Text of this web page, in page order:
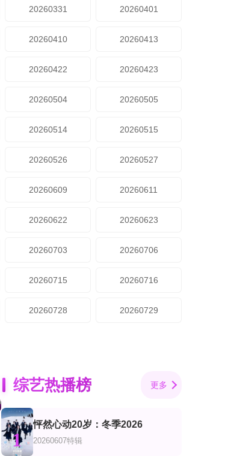
20260331 20260401
20260410 20260413
20260422 20260423
20260504 20260505
20260514 20260515
20260526 20260527
20260609 20260611
20260622 20260623
20260703 20260706
20260715 20260716
20260728 20260729
综艺热播榜 更多
1
怦然心动20岁：冬季2026
20260607特辑